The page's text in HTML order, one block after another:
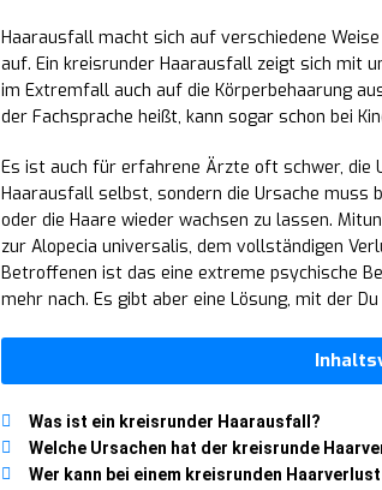
Haarausfall macht sich auf verschiedene
auf. Ein kreisrunder Haarausfall zeigt sich mit
im Extremfall auch auf die Körperbehaarung
der Fachsprache heißt, kann sogar schon bei
Es ist auch für erfahrene Ärzte oft schwer,
Haarausfall selbst, sondern die Ursache muss
oder die Haare wieder wachsen zu lassen.
zur Alopecia universalis, dem vollständigen
Betroffenen ist das eine extreme psychische
mehr nach. Es gibt aber eine Lösung, mit der
Was ist ein kreisrunder Haarausfall?
Welche Ursachen hat der kreisrunde
Wer kann bei einem kreisrunden